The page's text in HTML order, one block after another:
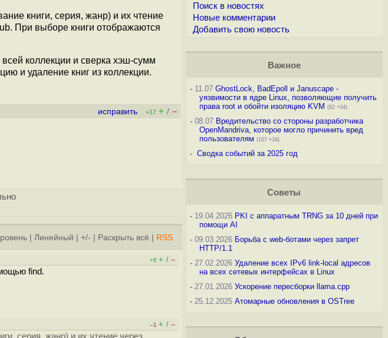
книги, серия, жанр) и их чтение
При выборе книги отображаются
коллекции и сверка хэш-сумм
и удаление книг из коллекции.
исправить +17 + / –
Линейный +/- Раскрыть всё RSS
+5 + / –
find.
–1 + / –
Поиск в новостях
Новые комментарии
Добавить свою новость
Важное
-11.07 GhostLock, BadEpoll и Januscape -
уязвимости в ядре Linux, позволяющие получить
права root и обойти изоляцию KVM (82 +34)
-08.07 Вредительство со стороны разработчика
OpenMandriva, которое могло причинить вред
пользователям (107 +34)
- Сводка событий за 2025 год
Советы
-19.04.2026 PKI с аппаратным TRNG за 10 дней при
помощи AI
-09.03.2026 Борьба с web-ботами через запрет
HTTP/1.1
-27.02.2026 Удаление всех IPv6 link-local адресов
на всех сетевых интерфейсах в Linux
-27.01.2026 Ускорение пересборки llama.cpp
-25.12.2025 Атомарные обновления в OSTree